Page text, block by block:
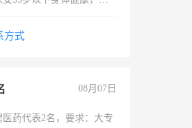
岁以下高中以上文化，
方式
08月07日
药代表2名，要求：大专